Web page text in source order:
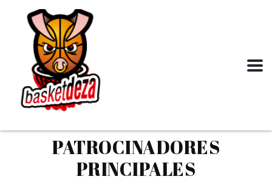
PATROCINADORES
PRINCIPALES